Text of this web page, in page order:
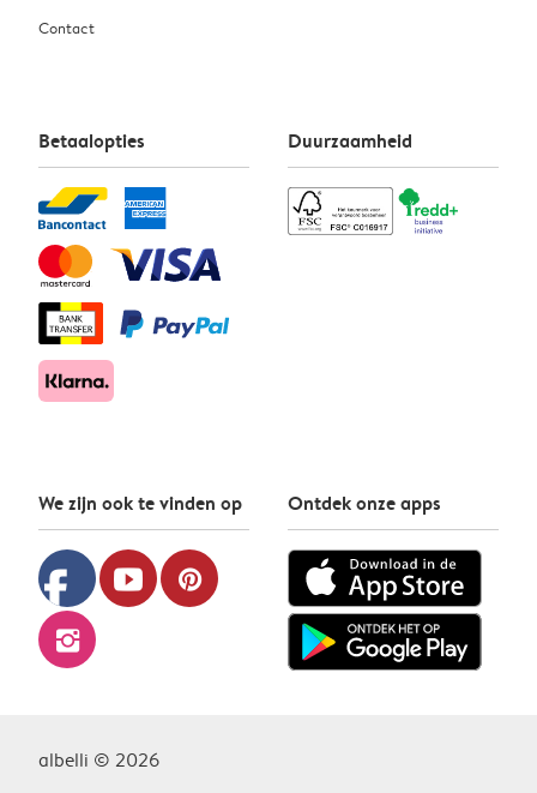
Contact
Betaalopties Duurzaamheid
We zijn ook te vinden op
facebook youtube pinterest
instagram
Ontdek onze apps
albelli © 2026